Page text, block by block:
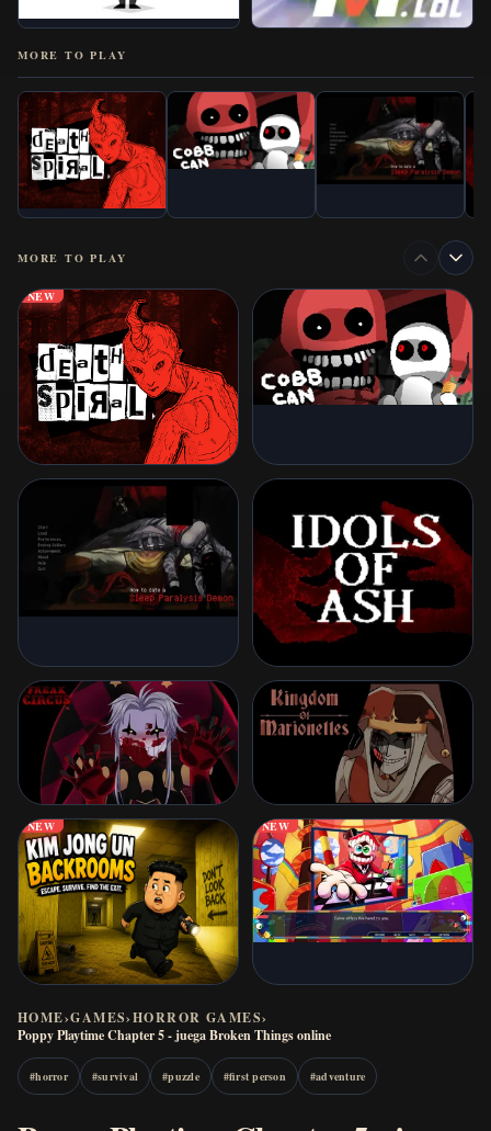
MORE TO PLAY
MORE TO PLAY
NEW
NEW NEW
HOME›GAMES›HORROR GAMES›
Poppy Playtime Chapter 5 - juega Broken Things online
#horror #survival #puzzle #first person #adventure